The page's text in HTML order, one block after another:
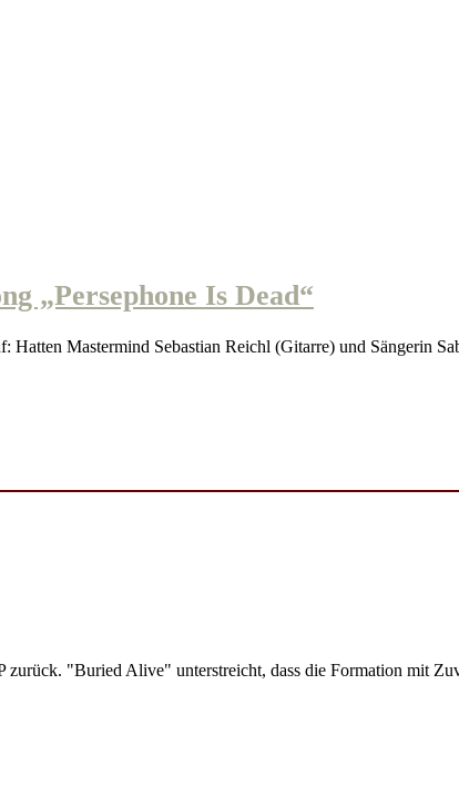
„Persephone Is Dead“
Mastermind Sebastian Reichl (Gitarre) und Sängerin
"Buried Alive" unterstreicht, dass die Formation mit